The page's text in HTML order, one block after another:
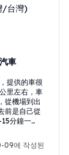
/台灣)
車
提供的車很
里左右，車
從機場到出
前是自己從
分鐘一
下次再去濟
09에 작성된